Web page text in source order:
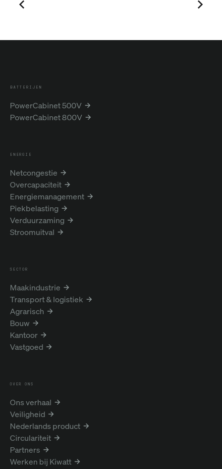
BATTERIJEN
PowerCabinet 500V
PowerCabinet 800V
ENERGIE
Netcongestie
Overcapaciteit
Energiemanagement
Piekbelasting
Verduurzaming
Stroomuitval
SECTOR
Maakindustrie
Transport & logistiek
Agrarisch
Bouw
Kantoor
Vastgoed
OVER ONS
Ons verhaal
Veiligheid
Nederlands product
Circulariteit
Partners
Werken bij Kiwatt